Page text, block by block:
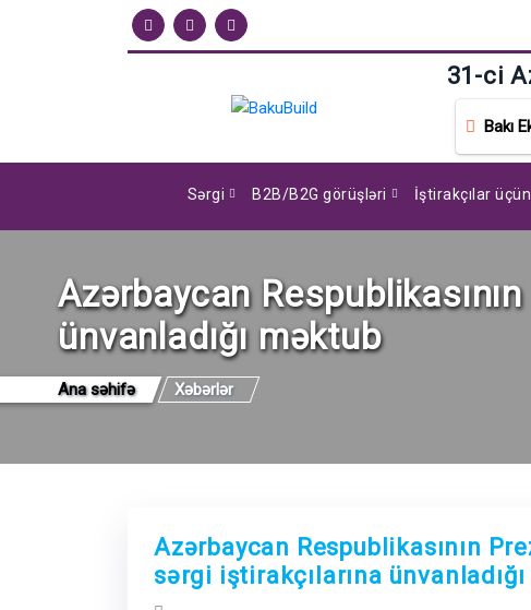
31-ci
Bakı
Sərgi B2B/B2G görüşləri İştirakçılar üçün
Azərbaycan
ünvanladığı məktub
Ana səhifə Xəbərlər
Azərbaycan Respublikasının
sərgi iştirakçılarına